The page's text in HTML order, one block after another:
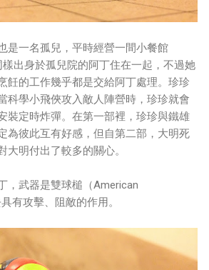
是一名孤兒，平時經營一間小餐館
樣出身於孤兒院的阿丁住在一起，不過她
飪的工作幾乎都是交給阿丁處理。珍珍
科學小飛俠攻入敵人陣營時，珍珍就會
裝定時炸彈。在第一部裡，珍珍與鐵雄
為彼此互有好感，但自第二部，大明死
大明付出了較多的關心。
，武器是雙球槌（American
有攻擊、阻敵的作用。